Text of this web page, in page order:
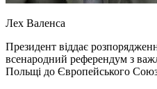
Лех Валенса
Президент віддає
всенародний референдум з
Польщі до Європейського